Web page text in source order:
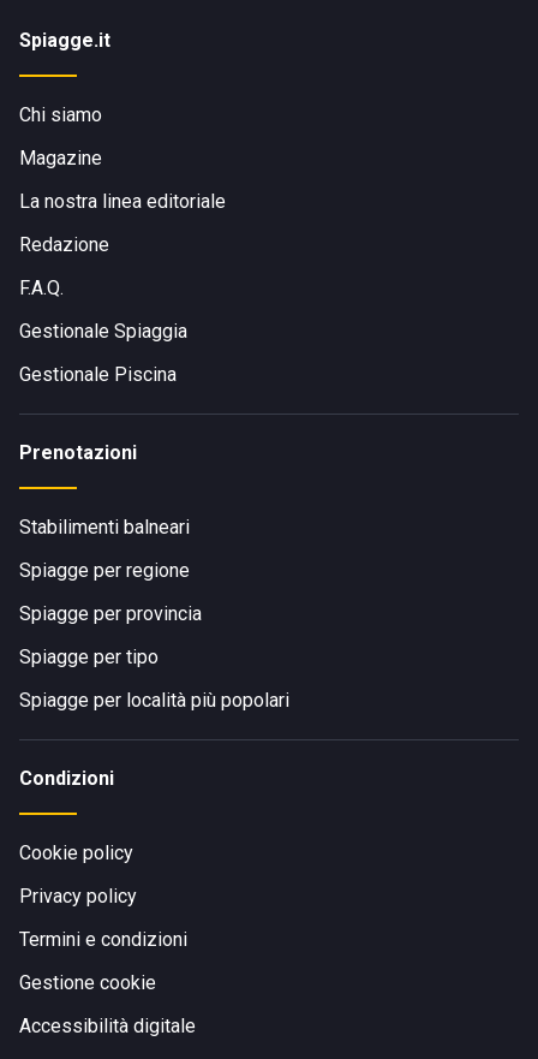
Spiagge.it
Chi siamo
Magazine
La nostra linea editoriale
Redazione
F.A.Q.
Gestionale Spiaggia
Gestionale Piscina
Prenotazioni
Stabilimenti balneari
Spiagge per regione
Spiagge per provincia
Spiagge per tipo
Spiagge per località più popolari
Condizioni
Cookie policy
Privacy policy
Termini e condizioni
Gestione cookie
Accessibilità digitale